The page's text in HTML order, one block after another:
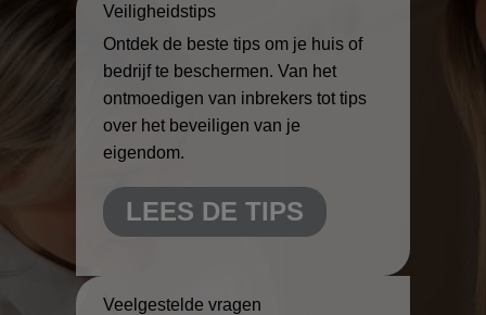
Veiligheidstips
Ontdek de beste tips om je huis of
bedrijf te beschermen. Van het
ontmoedigen van inbrekers tot tips
over het beveiligen van je
eigendom.
LEES DE TIPS
Veelgestelde vragen